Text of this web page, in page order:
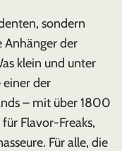
sondern
Anhänger der
klein und unter
einer der
– mit über 1800
Flavor-Freaks,
Für alle, die